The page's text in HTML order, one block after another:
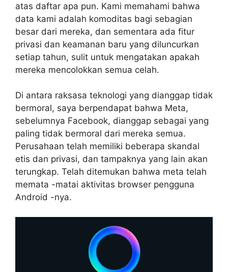
atas daftar apa pun. Kami memahami bahwa
data kami adalah komoditas bagi sebagian
besar dari mereka, dan sementara ada fitur
privasi dan keamanan baru yang diluncurkan
setiap tahun, sulit untuk mengatakan apakah
mereka mencolokkan semua celah.
Di antara raksasa teknologi yang dianggap tidak
bermoral, saya berpendapat bahwa Meta,
sebelumnya Facebook, dianggap sebagai yang
paling tidak bermoral dari mereka semua.
Perusahaan telah memiliki beberapa skandal
etis dan privasi, dan tampaknya yang lain akan
terungkap. Telah ditemukan bahwa meta telah
memata -matai aktivitas browser pengguna
Android -nya.